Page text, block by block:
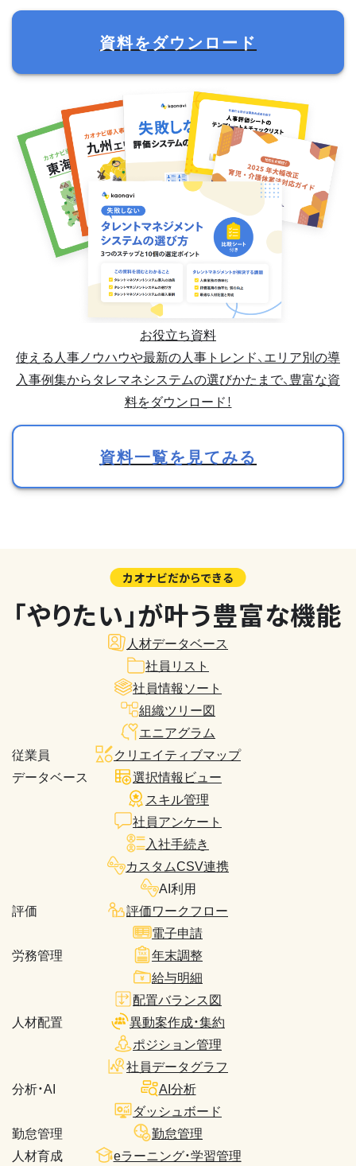
資料をダウンロード
お役立ち資料
使える人事ノウハウや最新の人事トレンド、エリア別の導
入事例集からタレマネシステムの選びかたまで、豊富な資
料をダウンロード！
資料一覧を見てみる
カオナビだからできる
「やりたい」が叶う豊富な機能
従業員
データベース
人材データベース
社員リスト
社員情報ソート
組織ツリー図
エニアグラム
クリエイティブマップ
選択情報ビュー
スキル管理
社員アンケート
入社手続き
カスタムCSV連携
AI利用
評価
評価ワークフロー
労務管理
電子申請
年末調整
給与明細
人材配置
配置バランス図
異動案作成・集約
ポジション管理
分析・AI
社員データグラフ
AI分析
ダッシュボード
勤怠管理
勤怠管理
人材育成
eラーニング・学習管理